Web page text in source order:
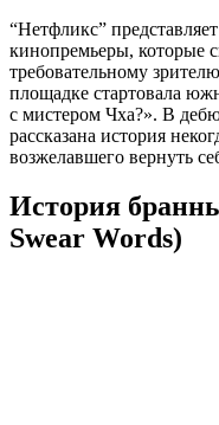
“Нетфликс”
кинопремьеры, которые
требовательному
площадке стартовала
с мистером Чха?». В
рассказана история
возжелавшего вернуть
История
Swear Words)